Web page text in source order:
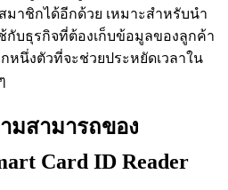
าชิกได้อีกด้วย เหมาะสำหรับนำ
กับธุรกิจที่ต้องเก็บข้อมูลของลูกค้า
หนึ่งตัวที่จะช่วยประหยัดเวลาใน
มสามารถของ
Card ID Reader